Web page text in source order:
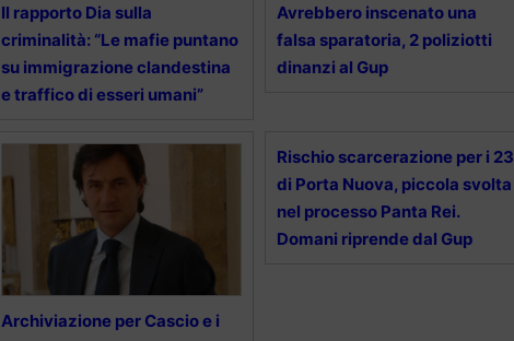
Il rapporto Dia sulla
criminalità: “Le mafie puntano
su immigrazione clandestina
e traffico di esseri umani”
Avrebbero inscenato una
falsa sparatoria, 2 poliziotti
dinanzi al Gup
Archiviazione per Cascio e i
Rischio scarcerazione per i 23
di Porta Nuova, piccola svolta
nel processo Panta Rei.
Domani riprende dal Gup